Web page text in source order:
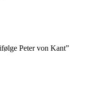
Peter von Kant”